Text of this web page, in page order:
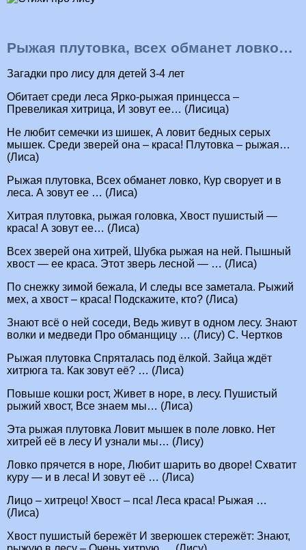
Рыжая плутовка, всех обманет ловко…
Загадки про лису для детей 3-4 лет
Обитает среди леса Ярко-рыжая принцесса –
Превеликая хитрица, И зовут ее… (Лисица)
Не любит семечки из шишек, А ловит бедных серых
мышек. Среди зверей она – краса! Плутовка – рыжая…
(Лиса)
Рыжая плутовка, Всех обманет ловко, Кур сворует и в
леса. А зовут ее … (Лиса)
Хитрая плутовка, рыжая головка, Хвост пушистый —
краса! А зовут ее… (Лиса)
Всех зверей она хитрей, Шубка рыжая на ней. Пышный
хвост — ее краса. Этот зверь лесной — … (Лиса)
По снежку зимой бежала, И следы все заметала. Рыжий
мех, а хвост – краса! Подскажите, кто? (Лиса)
Знают всё о ней соседи, Ведь живут в одном лесу. Знают
волки и медведи Про обманщицу … (Лису) С. Чертков
Рыжая плутовка Спряталась под ёлкой. Зайца ждёт
хитрюга та. Как зовут её? … (Лиса)
Повыше кошки рост, Живет в норе, в лесу. Пушистый
рыжий хвост, Все знаем мы… (Лиса)
Эта рыжая плутовка Ловит мышек в поле ловко. Нет
хитрей её в лесу И узнали мы… (Лису)
Ловко прячется в норе, Любит шарить во дворе! Схватит
куру — и в леса! И зовут её … (Лиса)
Лицо – хитрецо! Хвост – пса! Леса краса! Рыжая …
(Лиса)
Хвост пушистый бережёт И зверюшек стережёт: Знают,